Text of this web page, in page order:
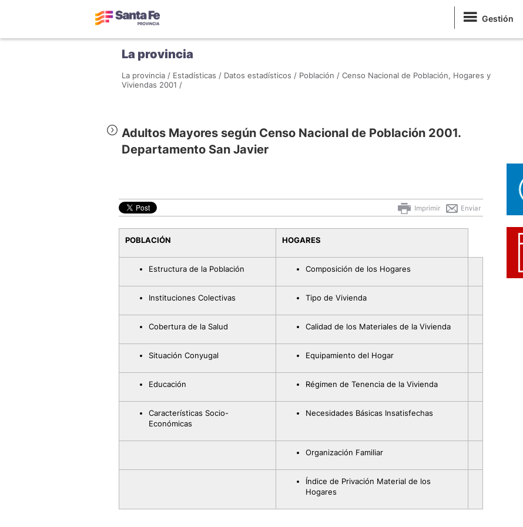
Gestión
La provincia
La provincia / Estadísticas / Datos estadísticos / Población / Censo Nacional de Población, Hogares y
Viviendas 2001 /
Adultos Mayores según Censo Nacional de Población 2001.
Departamento San Javier
Enviar
Imprimir
POBLACIÓN HOGARES
Estructura de la Población Composición de los Hogares
Instituciones Colectivas Tipo de Vivienda
Cobertura de la Salud Calidad de los Materiales de la Vivienda
Situación Conyugal Equipamiento del Hogar
Educación Régimen de Tenencia de la Vivienda
Características Socio-
Económicas
Necesidades Básicas Insatisfechas
Organización Familiar
Índice de Privación Material de los
Hogares